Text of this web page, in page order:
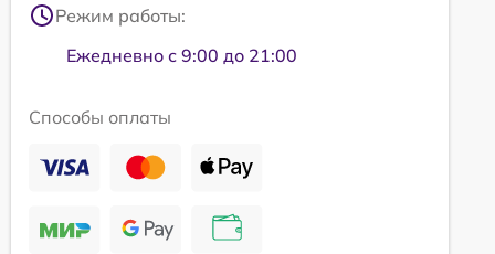
Режим работы:
Ежедневно с 9:00 до 21:00
Способы оплаты